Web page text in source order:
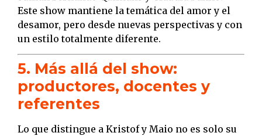
Este show mantiene la temática del amor y el
desamor, pero desde nuevas perspectivas y con
un estilo totalmente diferente.
5. Más allá del show:
productores, docentes y
referentes
Lo que distingue a Kristof y Maio no es solo su